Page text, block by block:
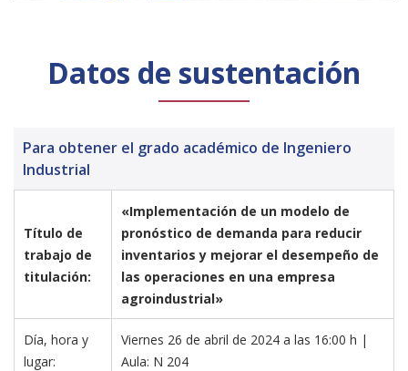
Datos de sustentación
Para obtener el grado académico de Ingeniero
Industrial
Título de
trabajo de
titulación:
«Implementación de un modelo de
pronóstico de demanda para reducir
inventarios y mejorar el desempeño de
las operaciones en una empresa
agroindustrial»
Día, hora y
lugar:
Viernes 26 de abril de 2024 a las 16:00 h |
Aula: N 204